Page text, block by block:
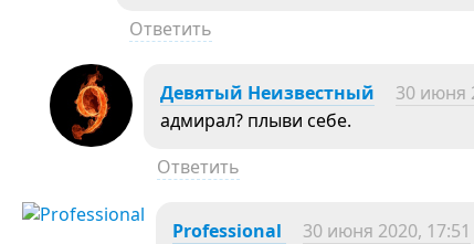
Ответить
Девятый Неизвестный 30 июня
адмирал? плыви себе.
Ответить
Professional 30 июня 2020, 17:51